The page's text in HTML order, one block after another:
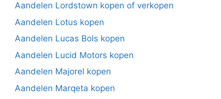
Aandelen Lordstown kopen of verkopen
Aandelen Lotus kopen
Aandelen Lucas Bols kopen
Aandelen Lucid Motors kopen
Aandelen Majorel kopen
Aandelen Marqeta kopen